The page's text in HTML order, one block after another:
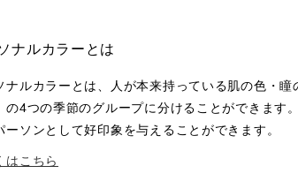
ナルカラーとは
ナルカラーとは、人が本来持っている肌の色・
の4つの季節のグループに分けることができま
ーソンとして好印象を与えることができます。
はこちら